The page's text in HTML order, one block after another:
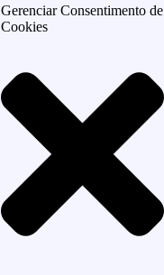
Gerenciar Consentimento de
Cookies